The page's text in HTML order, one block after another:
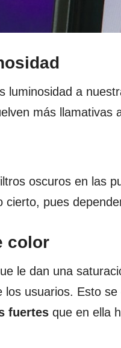
luminosidad a
más llamativas
oscuros en las
cierto, pues
color
le dan una
los usuarios. Esto
fuertes que en ella